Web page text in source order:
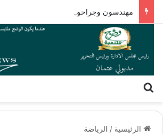
الرئيسية / الرياضة